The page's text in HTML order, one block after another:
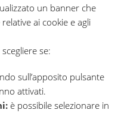
un banner che
ai cookie e agli
se:
sull’apposito pulsante
attivati.
è possibile selezionare in